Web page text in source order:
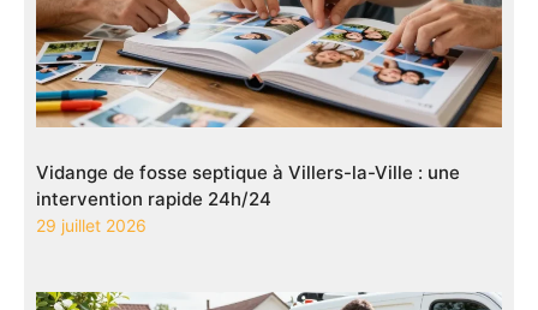
Vidange de fosse septique à Villers-la-Ville : une
intervention rapide 24h/24
29 juillet 2026